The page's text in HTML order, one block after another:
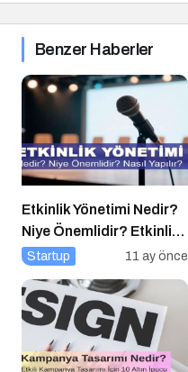
Benzer Haberler
Etkinlik Yönetimi Nedir?
Niye Önemlidir? Etkinlik
Yönetimi Nasıl Yapılır?
Startup 11 ay önce